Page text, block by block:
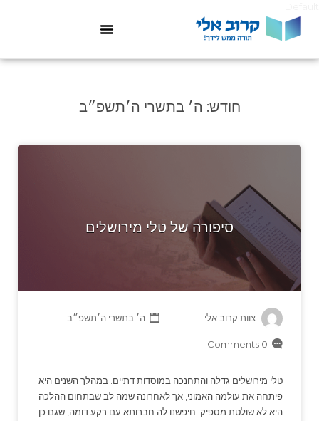
חודש: ה׳ בתשרי ה׳תשפ״ב
סיפורה של טלי מירושלים
צוות קרוב אלי ה׳ בתשרי ה׳תשפ״ב
0 Comments
טלי מירושלים גדלה והתחנכה במוסדות דתיים. במהלך השנים היא
פיתחה את עולמה האמוני, אך לאחרונה שמה לב שבתחום ההלכה
היא לא שולטת מספיק. חיפשנו לה חברותא עם רקע דומה, שגם כן